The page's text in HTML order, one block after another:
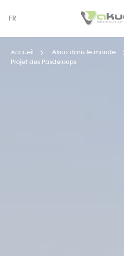
principal
FR
Accueil Akuo dans le monde
Projet des Pasdeloups